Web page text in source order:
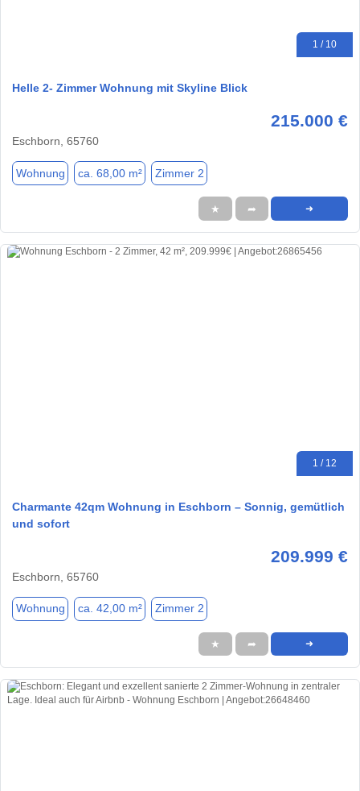
1 / 10
Helle 2- Zimmer Wohnung mit Skyline Blick
215.000 €
Eschborn, 65760
Wohnung ca. 68,00 m² Zimmer 2
★ ➦ ➜
1 / 12
Charmante 42qm Wohnung in Eschborn – Sonnig, gemütlich
und sofort
209.999 €
Eschborn, 65760
Wohnung ca. 42,00 m² Zimmer 2
★ ➦ ➜